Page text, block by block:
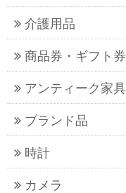
介護用品
商品券・ギフト券
アンティーク家具
ブランド品
時計
カメラ